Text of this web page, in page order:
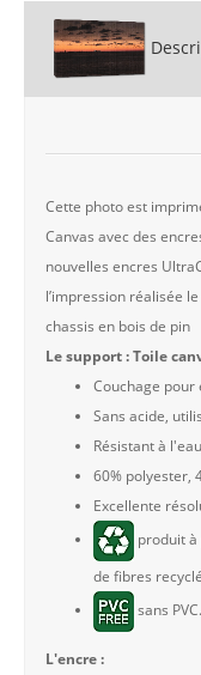
Cette photo est
Canvas avec des
nouvelles encres
l’impression réalisée
chassis en bois de pin
Le support : Toile
Couchage pour
Sans acide,
Résistant à
60% polyester,
Excellente
produit à
de fibres
sans PVC.
L'encre :